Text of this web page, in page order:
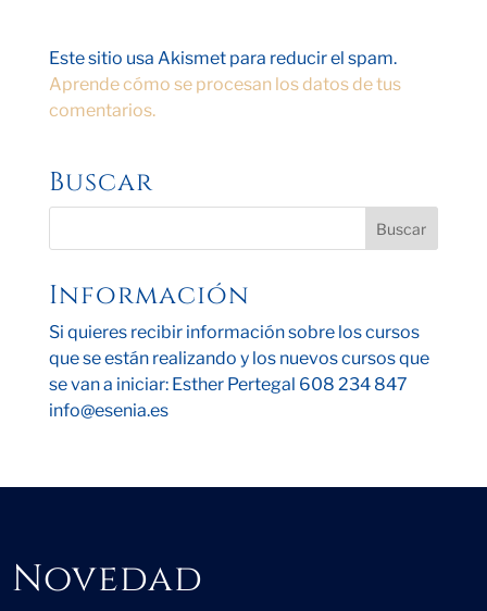
Este sitio usa Akismet para reducir el spam.
Aprende cómo se procesan los datos de tus
comentarios.
Buscar
Información
Si quieres recibir información sobre los cursos
que se están realizando y los nuevos cursos que
se van a iniciar: Esther Pertegal 608 234 847
info@esenia.es
Novedad